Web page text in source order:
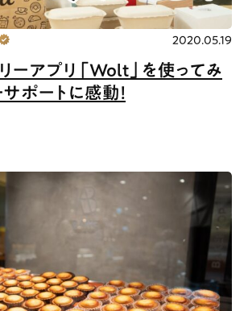
は
リシー インフォマティブデータポリシー
利用規約
ーアプリ「Wolt」を使ってみ
サポートに感動！
2020.05.19